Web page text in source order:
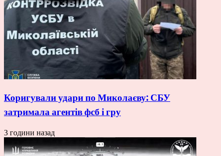
Коригували удари по Миколаєву: СБУ
затримала агентів фсб і гру
3 години назад